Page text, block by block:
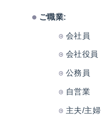
ご職業:
会社員
会社役員
公務員
自営業
主夫/主婦